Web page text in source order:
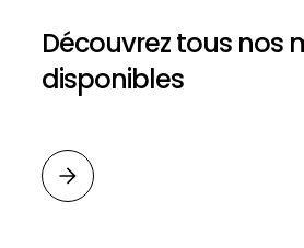
Découvrez tous nos
disponibles